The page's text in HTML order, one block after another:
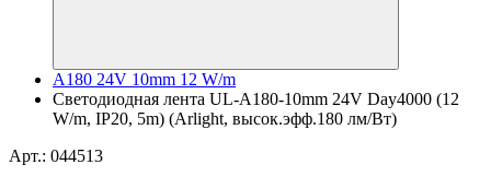
A180 24V 10mm 12 W/m
Светодиодная лента UL-A180-10mm 24V Day4000 (12
W/m, IP20, 5m) (Arlight, высок.эфф.180 лм/Вт)
Арт.: 044513